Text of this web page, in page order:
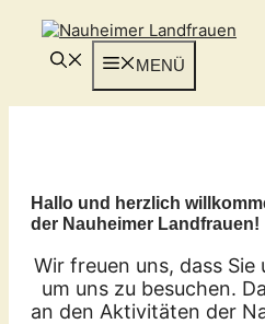
Inhalt
springen
MENÜ
Hallo und herzlich
der Nauheimer Landfrauen!
Wir freuen uns, dass
um uns zu besuchen.
an den Aktivitäten der